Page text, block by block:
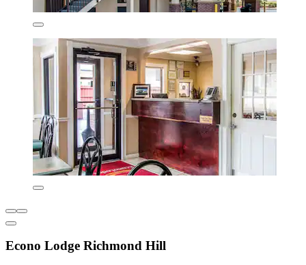
Econo Lodge Richmond Hill